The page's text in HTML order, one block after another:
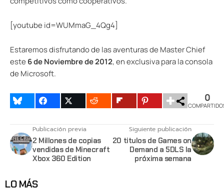
[youtube id=WUMmaG_4Qg4]
Estaremos disfrutando de las aventuras de Master Chief
este 6 de Noviembre de 2012, en exclusiva para la consola
de Microsoft.
0
Publicación previa
2 Millones de copias
vendidas de Minecraft
Xbox 360 Edition
Siguiente publicación
20 titulos de Games on
Demand a 5DLS la
próxima semana
LO MÁS